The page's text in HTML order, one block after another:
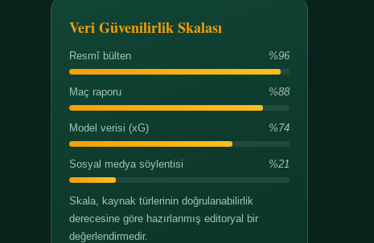
Veri Güvenilirlik Skalası
Resmî bülten %96
Maç raporu %88
Model verisi (xG) %74
Sosyal medya söylentisi %21
Skala, kaynak türlerinin doğrulanabilirlik
derecesine göre hazırlanmış editoryal bir
değerlendirmedir.